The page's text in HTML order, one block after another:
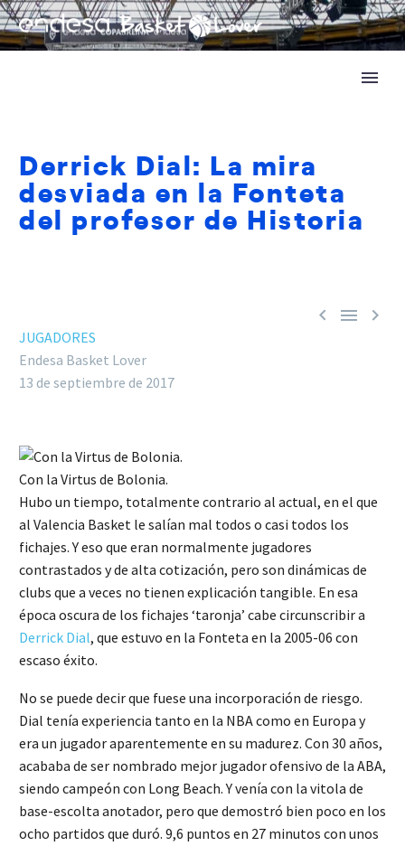
Derrick Dial: La mira
desviada en la Fonteta
del profesor de Historia
  
JUGADORES
Endesa Basket Lover
13 de septiembre de 2017
Con la Virtus de Bolonia.
Hubo un tiempo, totalmente contrario al actual, en el que
al Valencia Basket le salían mal todos o casi todos los
fichajes. Y eso que eran normalmente jugadores
contrastados y de alta cotización, pero son dinámicas de
clubs que a veces no tienen explicación tangible. En esa
época oscura de los fichajes ‘taronja’ cabe circunscribir a
Derrick Dial, que estuvo en la Fonteta en la 2005-06 con
escaso éxito.
No se puede decir que fuese una incorporación de riesgo.
Dial tenía experiencia tanto en la NBA como en Europa y
era un jugador aparentemente en su madurez. Con 30 años,
acababa de ser nombrado mejor jugador ofensivo de la ABA,
siendo campeón con Long Beach. Y venía con la vitola de
base-escolta anotador, pero que demostró bien poco en los
ocho partidos que duró. 9,6 puntos en 27 minutos con unos